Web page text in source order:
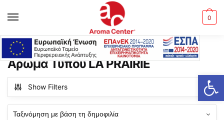
Ανοίξτε τη γραμμή εργαλείων
0
Αρχική σελίδα / Άρωμα Τύπου LA PRAIRIE
Άρωμα Τύπου LA PRAIRIE
Show Filters